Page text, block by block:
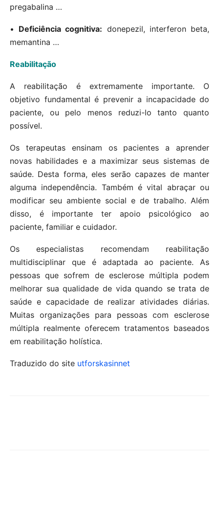
pregabalina …
• Deficiência cognitiva: donepezil, interferon beta,
memantina …
Reabilitação
A reabilitação é extremamente importante. O
objetivo fundamental é prevenir a incapacidade do
paciente, ou pelo menos reduzi-lo tanto quanto
possível.
Os terapeutas ensinam os pacientes a aprender
novas habilidades e a maximizar seus sistemas de
saúde. Desta forma, eles serão capazes de manter
alguma independência. Também é vital abraçar ou
modificar seu ambiente social e de trabalho. Além
disso, é importante ter apoio psicológico ao
paciente, familiar e cuidador.
Os especialistas recomendam reabilitação
multidisciplinar que é adaptada ao paciente. As
pessoas que sofrem de esclerose múltipla podem
melhorar sua qualidade de vida quando se trata de
saúde e capacidade de realizar atividades diárias.
Muitas organizações para pessoas com esclerose
múltipla realmente oferecem tratamentos baseados
em reabilitação holística.
Traduzido do site utforskasinnet